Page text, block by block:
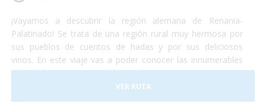
¡Vayamos a descubrir la región alemana de Renania-
Palatinado! Se trata de una región rural muy hermosa por
sus pueblos de cuentos de hadas y por sus deliciosos
vinos. En este viaje vas a poder conocer las innumerables
actividades que se pueden realizar en Renania ya sean
catas de vinos, paseos en tren o la visita de algún museo...
todos ellos accesibles para personas con discapacidad. ¡No
VER RUTA